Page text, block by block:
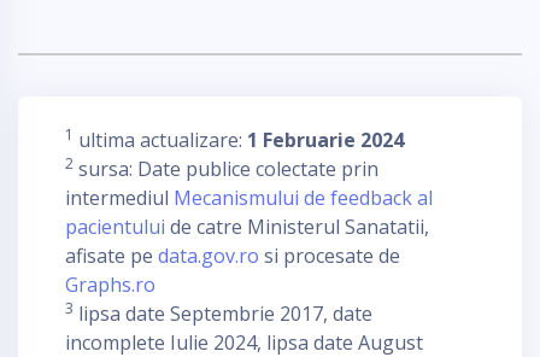
1 ultima actualizare: 1 Februarie 2024
2 sursa: Date publice colectate prin
intermediul Mecanismului de feedback al
pacientului de catre Ministerul Sanatatii,
afisate pe data.gov.ro si procesate de
Graphs.ro
3 lipsa date Septembrie 2017, date
incomplete Iulie 2024, lipsa date August